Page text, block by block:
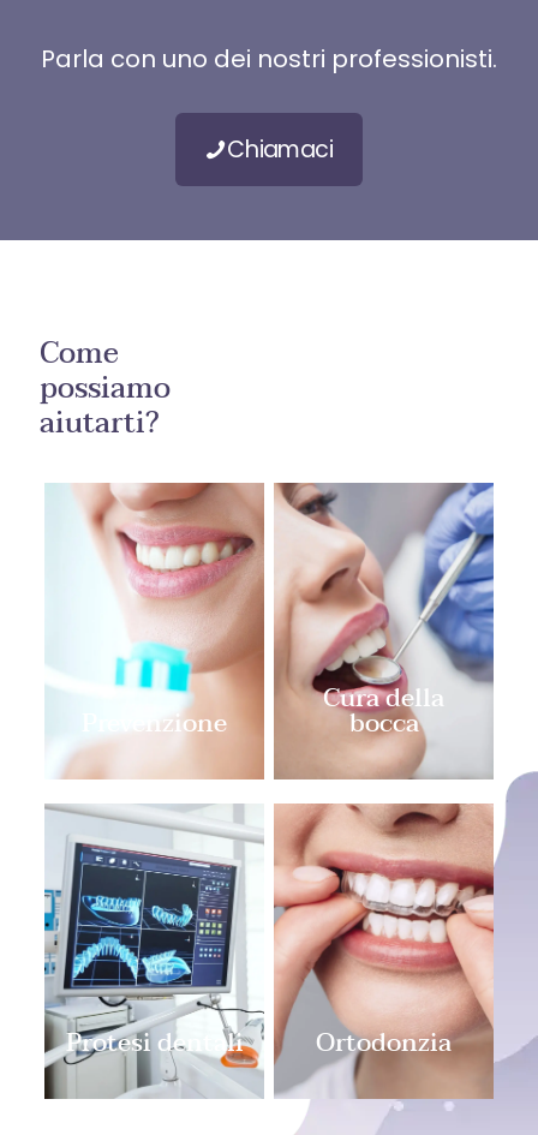
Parla con uno dei nostri professionisti.
Chiamaci
Come
possiamo
aiutarti?
Prevenzione
Cura della
bocca
Protesi dentali Ortodonzia